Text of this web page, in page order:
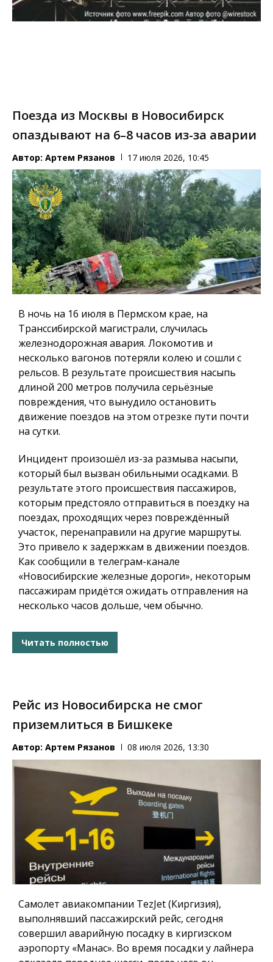
Поезда из Москвы в Новосибирск
опаздывают на 6–8 часов из-за аварии
Автор: Артем Рязанов 17 июля 2026, 10:45
В ночь на 16 июля в Пермском крае, на
Транссибирской магистрали, случилась
железнодорожная авария. Локомотив и
несколько вагонов потеряли колею и сошли с
рельсов. В результате происшествия насыпь
длиной 200 метров получила серьёзные
повреждения, что вынудило остановить
движение поездов на этом отрезке пути почти
на сутки.
Инцидент произошёл из-за размыва насыпи,
который был вызван обильными осадками. В
результате этого происшествия пассажиров,
которым предстояло отправиться в поездку на
поездах, проходящих через повреждённый
участок, перенаправили на другие маршруты.
Это привело к задержкам в движении поездов.
Как сообщили в телеграм-канале
«Новосибирские железные дороги», некоторым
пассажирам придётся ожидать отправления на
несколько часов дольше, чем обычно.
Читать полностью
Рейс из Новосибирска не смог
приземлиться в Бишкеке
Автор: Артем Рязанов 08 июля 2026, 13:30
Самолет авиакомпании TezJet (Киргизия),
выполнявший пассажирский рейс, сегодня
совершил аварийную посадку в киргизском
аэропорту «Манас». Во время посадки у лайнера